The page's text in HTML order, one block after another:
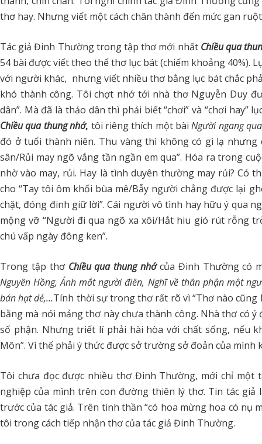
thơ hay. Nhưng viết một cách chân thành đến mức gan
Tác giả Đinh Thường trong tập thơ mới nhất Chiều qua
54 bài được viết theo thể thơ lục bát (chiếm khoảng 40%).
với người khác, nhưng viết nhiều thơ bằng lục bát chắc
khó thành công. Tôi chợt nhớ tới nhà thơ Nguyễn Duy
dân”. Mà đã là thảo dân thì phải biết “chơi” và “chơi
Chiều qua thung nhớ, tôi riêng thích một bàiNgười ngang
đó ở tuổi thành niên. Thu vàng thì không có gì lạ nhưng
sân/Rủi may ngõ vắng tần ngần em qua”. Hóa ra trong
nhờ vào may, rủi. Hay là tình duyên thường may rủi? Có
cho “Tay tôi ôm khối bùa mê/Bẫy người chẳng được lại
chặt, đóng đinh giữ lời”. Cái người vô tình hay hữu ý qua
mộng vỡ “Người đi qua ngõ xa xôi/Hắt hiu gió rút rỗng
chú vấp ngày đông ken”.
Trong tập thơ Chiều qua thung nhớcủa Đinh Thường có
Nguyên Hồng, Ánh mắt người điên, Nghĩ về thân phận một
bán hạt dẻ,…Tính thời sự trong thơ rất rõ vì “Thơ nào
bằng mà nói mảng thơ này chưa thành công. Nhà thơ có
số phận. Nhưng triết lí phải hài hòa với chất sống, nếu
Môn”. Vì thế phải ý thức được sở trường sở đoản của mình
Tôi chưa đọc được nhiều thơ Đinh Thường, mới chỉ một
nghiệp của mình trên con đường thiên lý thơ. Tin tác
trước của tác giả. Trên tinh thần “có hoa mừng hoa có nụ
tôi trong cách tiếp nhận thơ của tác giả Đinh Thường.